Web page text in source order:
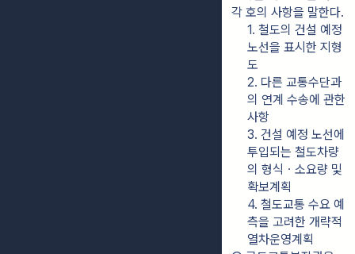
각 호의 사항을 말한다.
1. 철도의 건설 예정
노선을 표시한 지형
도
2. 다른 교통수단과
의 연계 수송에 관한
사항
3. 건설 예정 노선에
투입되는 철도차량
의 형식ㆍ소요량 및
확보계획
4. 철도교통 수요 예
측을 고려한 개략적
열차운영계획